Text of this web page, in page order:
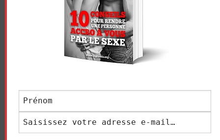
Vidéo sans article
LE GRIVOIS
Navigation
des
articles
SEINS – SE MASSER LA
POITRINE
PHIMOSIS ?